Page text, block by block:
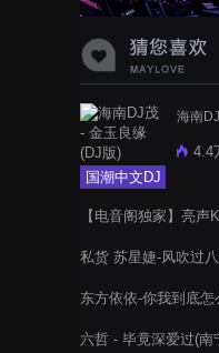
国潮中文DJ
海南
4.4
【电音阁独家】亮
私货 苏星婕-风吹过
东方依依-你我到底
六哲 - 毕竟深爱过(